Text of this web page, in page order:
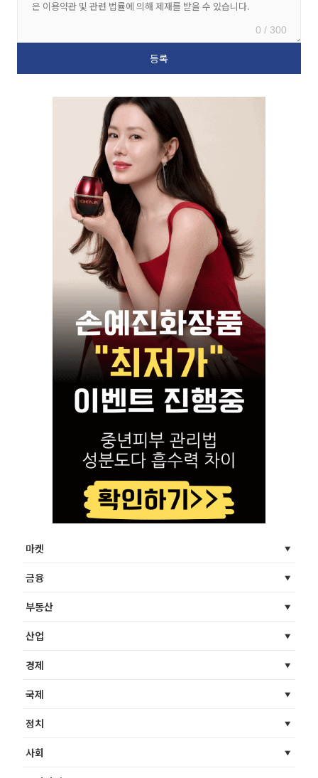
0 / 300
마켓
금융
부동산
산업
경제
국제
정치
사회